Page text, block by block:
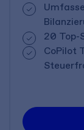
20 Top-
CoPilot